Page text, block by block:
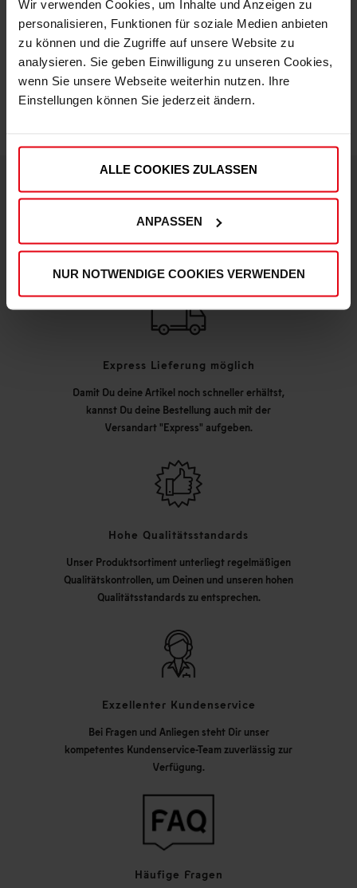
Wir verwenden Cookies, um Inhalte und Anzeigen zu
personalisieren, Funktionen für soziale Medien anbieten
zu können und die Zugriffe auf unsere Website zu
analysieren. Sie geben Einwilligung zu unseren Cookies,
wenn Sie unsere Webseite weiterhin nutzen. Ihre
Einstellungen können Sie jederzeit ändern.
ALLE COOKIES ZULASSEN
ANPASSEN
NUR NOTWENDIGE COOKIES VERWENDEN
IN DEN WARENKORB
DEINE VORTEILE IN UNSEREM SHOP
Express Lieferung möglich
Damit Du deine Artikel noch schneller erhältst,
kannst Du deine Bestellung auch mit der
Versandart "Express" aufgeben.
Hohe Qualitätsstandards
Unser Produktsortiment unterliegt regelmäßigen
Qualitätskontrollen, um Deinen und unseren hohen
Qualitätsstandards zu entsprechen.
Exzellenter Kundenservice
Bei Fragen und Anliegen steht Dir unser
kompetentes Kundenservice-Team zuverlässig zur
Verfügung.
Häufige Fragen